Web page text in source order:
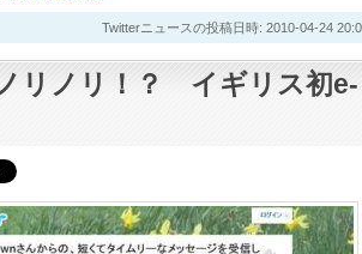
Twitterニュースの投稿日時: 2010-04-24
リノリ！？ イギリス初e-